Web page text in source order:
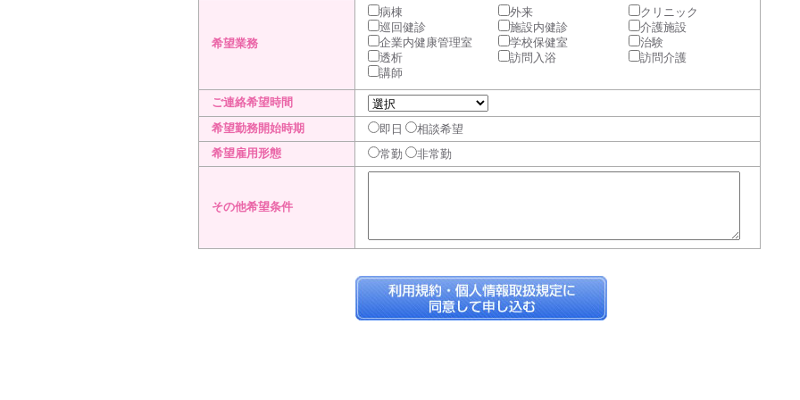
希望業務
病棟 外来
クリニック
巡回健診
施設内健診
介護施設
企業内健康管理室
学校保健室
治験
透析
訪問入浴
訪問介護
講師
ご連絡希望時間
希望勤務開始時期 即日
相談希望
希望雇用形態
常勤 非常勤
その他希望条件